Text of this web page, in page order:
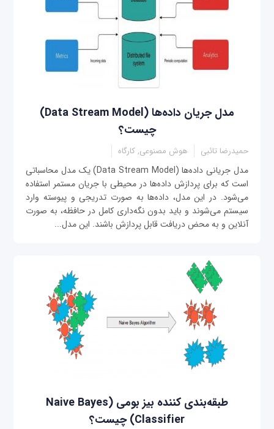
مدل جریان داده‌ها (Data Stream Model)
چیست؟
حمیدرضا تائبی هوش مصنوعی, کارگاه
مدل جریانی داده‌ها (Data Stream Model) یک مدل محاسباتی
است که برای پردازش داده‌ها در محیطی با جریان مستمر استفاده
می‌شود. در این مدل، داده‌ها به صورت تدریجی و پیوسته وارد
سیستم می‌شوند و باید بدون نگه‌د‌اری کامل در حافظه، به صورت
آنلاین و به محض دریافت قابل پردازش باشند. این مدل...
طبقه‌بندی کننده بیز بومی (Naive Bayes
Classifier) چیست؟